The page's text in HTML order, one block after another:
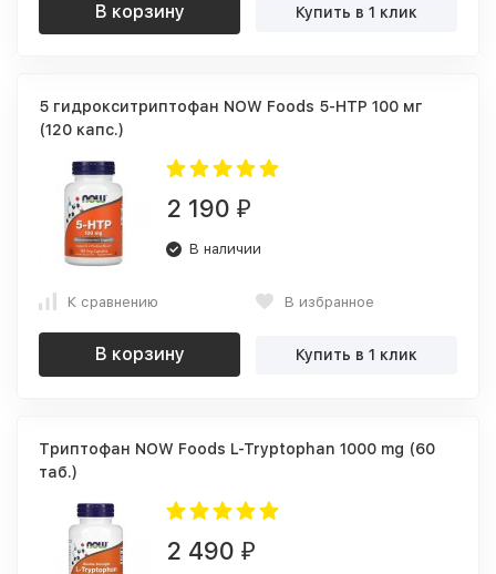
В корзину Купить в 1 клик
5 гидрокситриптофан NOW Foods 5-HTP 100 мг
(120 капс.)
2 190 ₽
В наличии
К сравнению В избранное
В корзину Купить в 1 клик
Триптофан NOW Foods L-Tryptophan 1000 mg (60
таб.)
2 490 ₽